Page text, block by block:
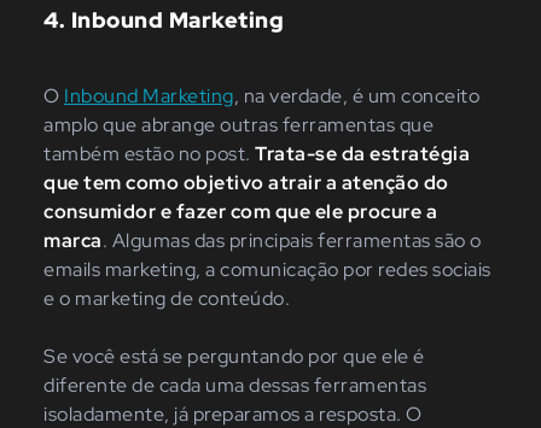
4. Inbound Marketing
O Inbound Marketing, na verdade, é um conceito
amplo que abrange outras ferramentas que
também estão no post. Trata-se da estratégia
que tem como objetivo atrair a atenção do
consumidor e fazer com que ele procure a
marca. Algumas das principais ferramentas são o
emails marketing, a comunicação por redes sociais
e o marketing de conteúdo.
Se você está se perguntando por que ele é
diferente de cada uma dessas ferramentas
isoladamente, já preparamos a resposta. O